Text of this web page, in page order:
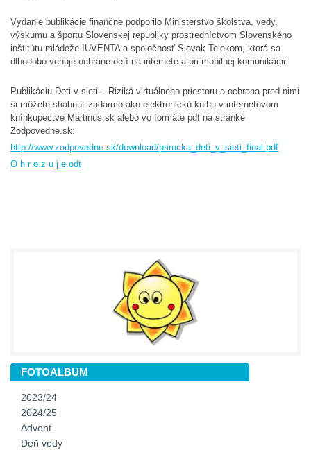
Vydanie publikácie finančne podporilo Ministerstvo školstva, vedy,
výskumu a športu Slovenskej republiky prostredníctvom Slovenského
inštitútu mládeže IUVENTA a spoločnosť Slovak Telekom, ktorá sa
dlhodobo venuje ochrane detí na internete a pri mobilnej komunikácii.
Publikáciu Deti v sieti – Riziká virtuálneho priestoru a ochrana pred nimi
si môžete stiahnuť zadarmo ako elektronickú knihu v internetovom
kníhkupectve Martinus.sk alebo vo formáte pdf na stránke
Zodpovedne.sk:
http://www.zodpovedne.sk/download/prirucka_deti_v_sieti_final.pdf
O h r o z u j e.odt
FOTOALBUM
2023/24
2024/25
Advent
Deň vody